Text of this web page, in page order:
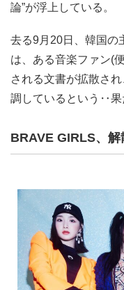
論”が浮上している。
去る9月20日、韓国の
は、ある音楽ファン(
される文書が拡散さ
調しているという‥果
BRAVE GIRLS、